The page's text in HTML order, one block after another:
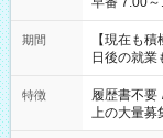
い」 「余
たくない」
の方へ 今
の勤務時間
期間
【現在も
日後の就業
特徴 履歴書不要
上の大量募